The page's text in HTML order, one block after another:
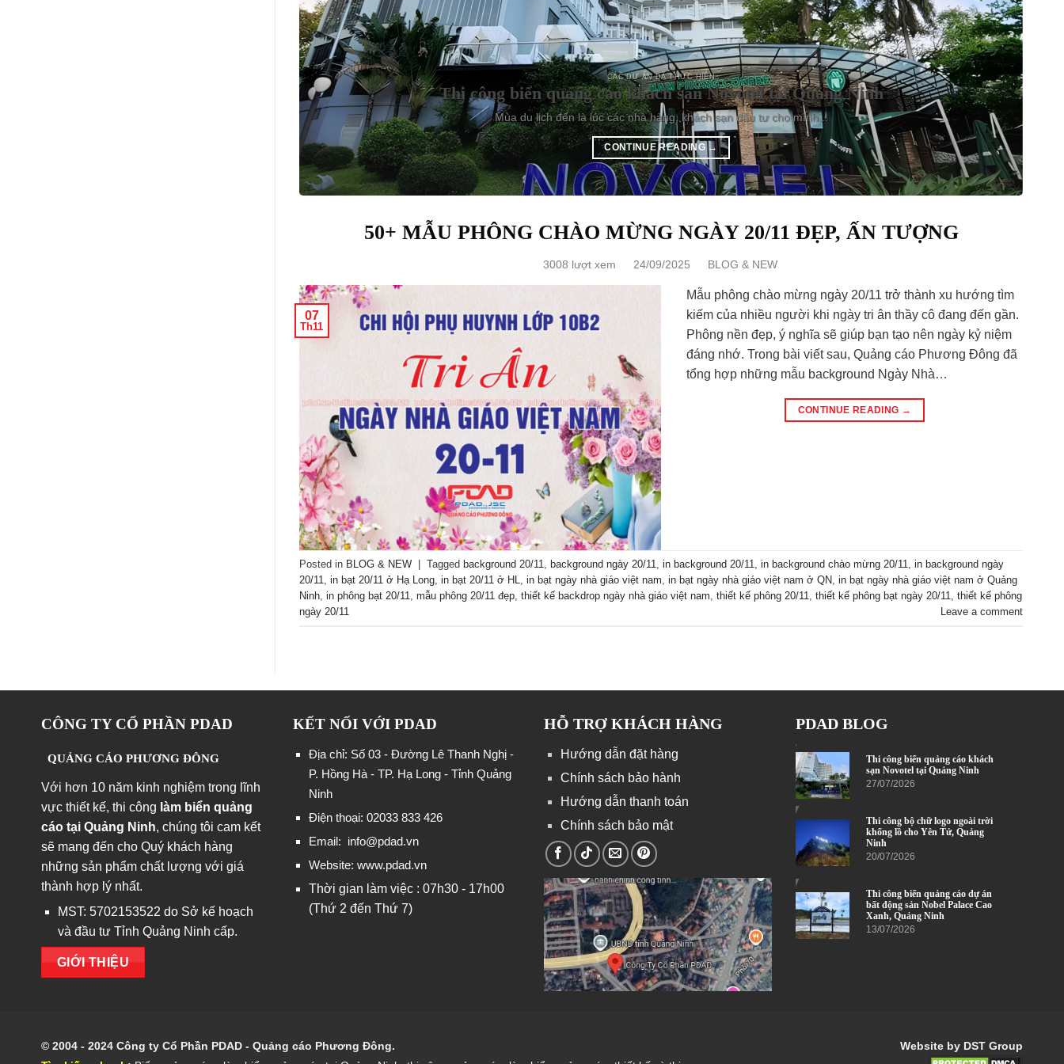
CÁC DỰ ÁN ĐÃ THỰC HIỆN
Thi công biển quảng cáo khách sạn Novotel tại Quảng Ninh
Mùa du lịch đến là lúc các nhà hàng, khách sạn đầu tư cho mình...
CONTINUE READING→
50+ MẪU PHÔNG CHÀO MỪNG NGÀY 20/11 ĐẸP, ẤN TƯỢNG
3008 lượt xem 24/09/2025 BLOG & NEW
07
Th11
Mẫu phông chào mừng ngày 20/11 trở thành xu hướng tìm
kiếm của nhiều người khi ngày tri ân thầy cô đang đến gần.
Phông nền đẹp, ý nghĩa sẽ giúp bạn tạo nên ngày kỷ niệm
đáng nhớ. Trong bài viết sau, Quảng cáo Phương Đông đã
tổng hợp những mẫu background Ngày Nhà…
CONTINUE READING →
Posted in BLOG & NEW Tagged background 20/11 background ngày 20/11 in background 20/11 in background chào mừng 20/11
in background ngày
20/11
in bạt 20/11 ở Hạ Long in bạt 20/11 ở HL in bạt ngày nhà giáo việt nam in bạt ngày nhà giáo việt nam ở QN in bạt ngày nhà giáo việt nam ở Quảng
Ninh in phông bạt 20/11 mẫu phông 20/11 đẹp thiết kế backdrop ngày nhà giáo việt nam thiết kế phông 20/11 thiết kế phông bạt ngày 20/11
thiết kế phông
ngày 20/11
Leave a comment
CÔNG TY CỔ PHẦN PDAD
QUẢNG CÁO PHƯƠNG ĐÔNG
Với hơn 10 năm kinh nghiệm trong lĩnh
vực thiết kế, thi công làm biển quảng
cáo tại Quảng Ninh, chúng tôi cam kết
sẽ mang đến cho Quý khách hàng
những sản phẩm chất lượng với giá
thành hợp lý nhất.
MST: 5702153522 do Sở kế hoạch
và đầu tư Tỉnh Quảng Ninh cấp.
GIỚI THIỆU
KẾT NỐI VỚI PDAD
Địa chỉ: Số 03 - Đường Lê Thanh Nghị -
P. Hồng Hà - TP. Hạ Long - Tỉnh Quảng
Ninh
Điện thoại: 02033 833 426
Email: info@pdad.vn
Website: www.pdad.vn
Thời gian làm việc : 07h30 - 17h00
(Thứ 2 đến Thứ 7)
HỖ TRỢ KHÁCH HÀNG
Hướng dẫn đặt hàng
Chính sách bảo hành
Hướng dẫn thanh toán
Chính sách bảo mật
PDAD BLOG
Thi công biển quảng cáo khách
sạn Novotel tại Quảng Ninh
27/07/2026
Thi công bộ chữ logo ngoài trời
khổng lồ cho Yên Tử, Quảng
Ninh
20/07/2026
Thi công biển quảng cáo dự án
bất động sản Nobel Palace Cao
Xanh, Quảng Ninh
13/07/2026
© 2004 - 2024 Công ty Cổ Phần PDAD - Quảng cáo Phương Đông.
Website by DST Group